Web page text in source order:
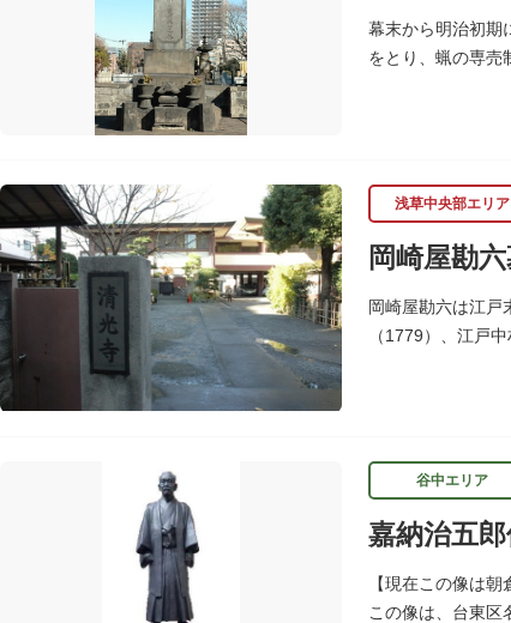
幕末から明治初期
をとり、蝋の専売
浅草中央部エリア
岡崎屋勘
岡崎屋勘六は江戸
（1779）、江戸
谷中エリア
嘉納治五
【現在この像は
この像は、台東区